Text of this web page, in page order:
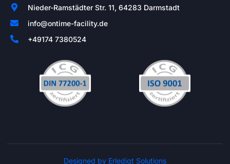
Nieder-Ramstädter Str. 11, 64283 Darmstadt
info@ontime-facility.de
+49174 7380524
Designed by Erledigt Solutions